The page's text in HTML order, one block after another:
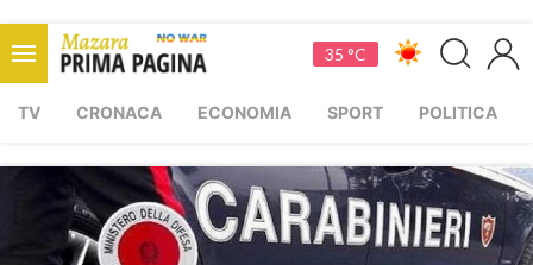
35 °C
TV CRONACA ECONOMIA SPORT POLITICA